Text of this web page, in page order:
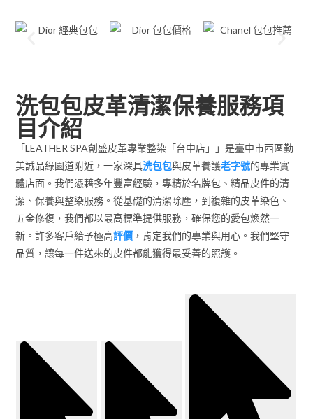
洗包包皮革清潔保養服務項
目介紹
「LEATHER SPA創盛皮革專業整染「台中店」」是臺中市西區勤
美誠品綠園道附近，一家深具洗包包與皮革養護老字號的專業實
體店面。我們憑藉多年豐富經驗，專精於名牌包、精品皮件的清
潔、保養與整染服務。從基礎的清潔除塵，到複雜的皮革染色、
五金修復，我們都以最高標準提供服務，確保您的愛包煥然一
新。許多客戶給予極高評價 ，肯定我們的專業與用心。我們堅守
品質，讓每一件送來的皮件都能獲得最妥善的照護。